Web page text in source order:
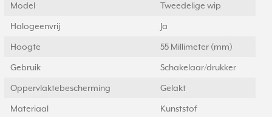
Model Tweedelige wip
Halogeenvrij Ja
Hoogte 55 Millimeter (mm)
Gebruik Schakelaar/drukker
Oppervlaktebescherming Gelakt
Materiaal Kunststof